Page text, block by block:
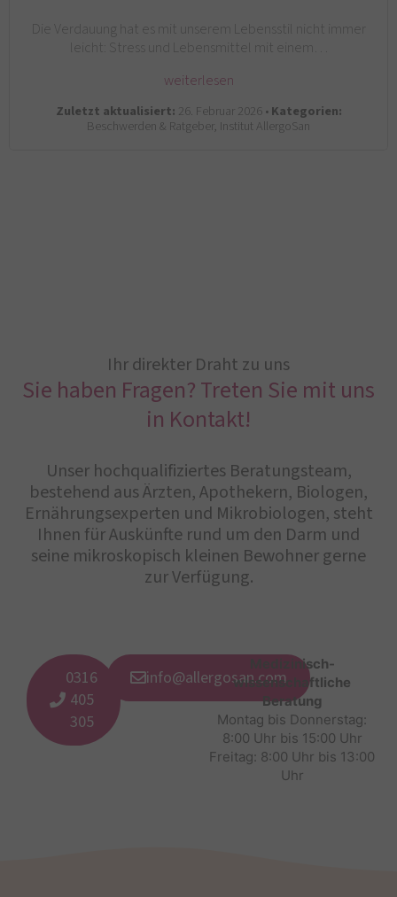
Die Verdauung hat es mit unserem Lebensstil nicht immer
leicht: Stress und Lebensmittel mit einem…
weiterlesen
Zuletzt aktualisiert: 26. Februar 2026 •Kategorien:
Beschwerden & Ratgeber, Institut AllergoSan
Ihr direkter Draht zu uns
Sie haben Fragen? Treten Sie mit uns
in Kontakt!
Unser hochqualifiziertes Beratungsteam,
bestehend aus Ärzten, Apothekern, Biologen,
Ernährungsexperten und Mikrobiologen, steht
Ihnen für Auskünfte rund um den Darm und
seine mikroskopisch kleinen Bewohner gerne
zur Verfügung.
0316
405
305
info@allergosan.com
Medizinisch-
wissenschaftliche
Beratung
Montag bis Donnerstag:
8:00 Uhr bis 15:00 Uhr
Freitag: 8:00 Uhr bis 13:00
Uhr